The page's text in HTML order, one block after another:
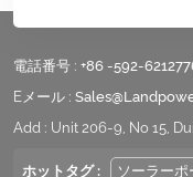
電話番号 : +86 -592-
Eメール :
Add : Unit 206-9, No 15,
ホットタグ : ソーラーポ